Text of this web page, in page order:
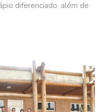
diferenciado, além de